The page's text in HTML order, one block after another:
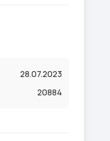
28.07.2023
20884